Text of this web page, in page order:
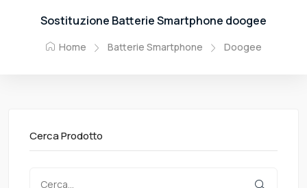
Sostituzione Batterie Smartphone doogee
Home Batterie Smartphone Doogee
Cerca Prodotto